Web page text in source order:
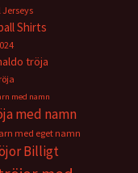
Jerseys
Shirts
tröja
med namn
med namn
med eget namn
Billigt